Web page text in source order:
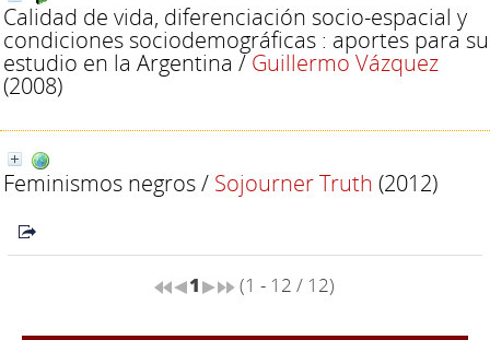
Calidad de vida, diferenciación socio-espacial y
condiciones sociodemográficas : aportes para su
estudio en la Argentina /Guillermo Vázquez
(2008)
Feminismos negros/ Sojourner Truth (2012)
1 (1 - 12 / 12)